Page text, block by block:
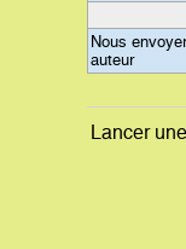
Nous
auteur
Lancer